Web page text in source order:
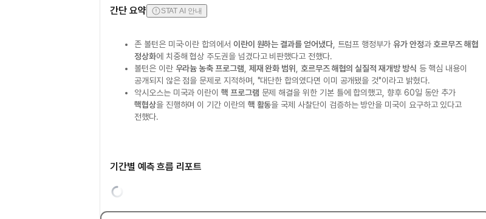
간단 요약 STAT AI 안내
존 볼턴은 미국·이란 합의에서 이란이 원하는 결과를 얻어냈다, 트럼프 행정부가 유가 안정과 호르무즈 해협
정상화에 치중해 협상 주도권을 넘겼다고 비판했다고 전했다.
볼턴은 이란 우라늄 농축 프로그램 제재 완화 범위 호르무즈 해협의 실질적 재개방 방식 등 핵심 내용이
공개되지 않은 점을 문제로 지적하며, "대단한 합의였다면 이미 공개됐을 것"이라고 밝혔다.
악시오스는 미국과 이란이핵 프로그램 문제 해결을 위한 기본 틀에 합의했고, 향후 60일 동안 추가
핵협상을 진행하며 이 기간 이란의 핵 활동을 국제 사찰단이 검증하는 방안을 미국이 요구하고 있다고
전했다.
기간별 예측 흐름 리포트